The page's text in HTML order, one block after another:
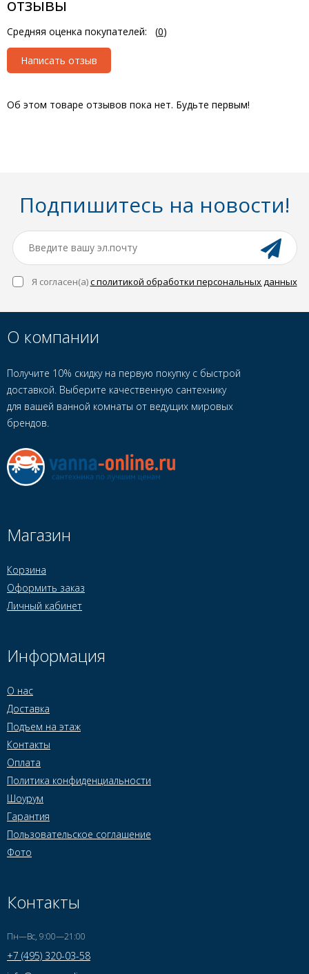
Средняя оценка покупателей: (0)
Написать отзыв
Об этом товаре отзывов пока нет. Будьте первым!
Подпишитесь на новости!
Я согласен(a)с политикой обработки персональных данных
О компании
Получите 10% скидку на первую покупку с быстрой
доставкой. Выберите качественную сантехнику
для вашей ванной комнаты от ведущих мировых
брендов.
Магазин
Корзина
Оформить заказ
Личный кабинет
Информация
О нас
Доставка
Подъем на этаж
Контакты
Оплата
Политика конфиденциальности
Шоурум
Гарантия
Пользовательское соглашение
Фото
Контакты
Пн—Вс, 9:00—21:00
+7 (495) 320-03-58